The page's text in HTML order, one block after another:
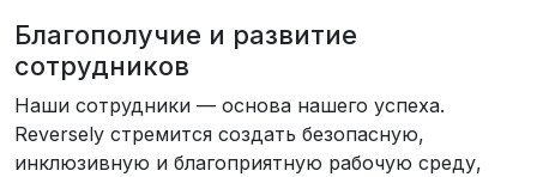
Благополучие и развитие
сотрудников
Наши сотрудники — основа нашего успеха.
Reversely стремится создать безопасную,
инклюзивную и благоприятную рабочую среду,